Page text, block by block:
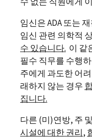
임신은 ADA 또는
임신 관련 의학적
수 있습니다. 이 같
필수 직무를 수행
주에게 과도한 어
래하지 않는 경우
집니다.
다른 (미)연방, 주
시설에 대한 권리,